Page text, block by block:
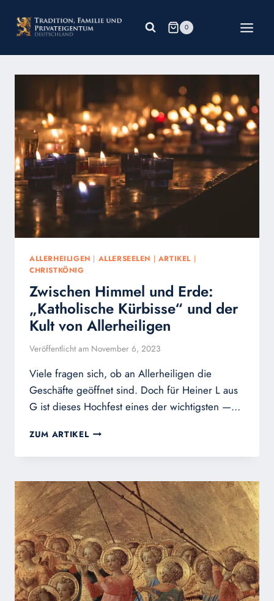
Inhalt
springen
0
ALLERHEILIGEN | ALLERSEELEN | ARTIKEL |
CHRISTKÖNIG
Zwischen Himmel und Erde:
„Katholische Kürbisse“ und der
Kult von Allerheiligen
Veröffentlicht am November 6, 2023
Viele fragen sich, ob an Allerheiligen die
Geschäfte geöffnet sind. Doch für Heiner L aus
G ist dieses Hochfest eines der wichtigsten —…
ZUM ARTIKEL ZWISCHEN
UND
„KATHOLISCHE
KÜRBISSE“
UND
DER
KULT
VON
ALLERHEILIGEN